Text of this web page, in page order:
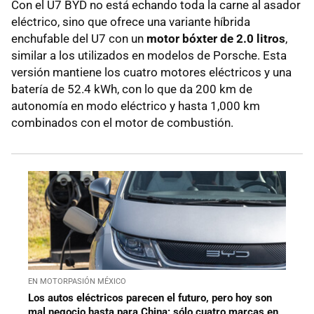
Con el U7 BYD no está echando toda la carne al asador
eléctrico, sino que ofrece una variante híbrida
enchufable del U7 con un motor bóxter de 2.0 litros,
similar a los utilizados en modelos de Porsche. Esta
versión mantiene los cuatro motores eléctricos y una
batería de 52.4 kWh, con lo que da 200 km de
autonomía en modo eléctrico y hasta 1,000 km
combinados con el motor de combustión.
EN MOTORPASIÓN MÉXICO
Los autos eléctricos parecen el futuro, pero hoy son